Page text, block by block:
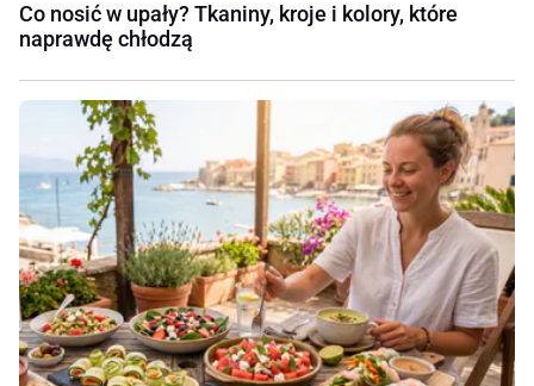
Co nosić w upały? Tkaniny, kroje i kolory, które
naprawdę chłodzą